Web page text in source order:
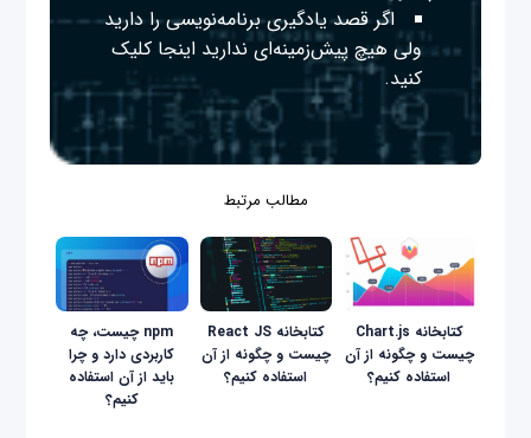
اگر قصد یادگیری برنامه‌نویسی را دارید
ولی هیچ پیش‌زمینه‌ای نداریداینجا کلیک
کنید.
مطالب مرتبط
کتابخانه Chart.js
چیست و چگونه از آن
استفاده کنیم؟
کتابخانه React JS
چیست و چگونه از آن
استفاده کنیم؟
npm چیست، چه
کاربردی دارد و چرا
باید از آن استفاده
کنیم؟